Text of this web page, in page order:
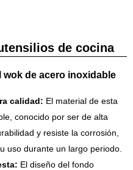
de cocina
de acero inoxidable
calidad: El material de esta
conocido por ser de alta
y resiste la corrosión,
uso durante un largo periodo.
El diseño del fondo